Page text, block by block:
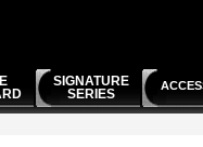
SIGNATURE
SERIES